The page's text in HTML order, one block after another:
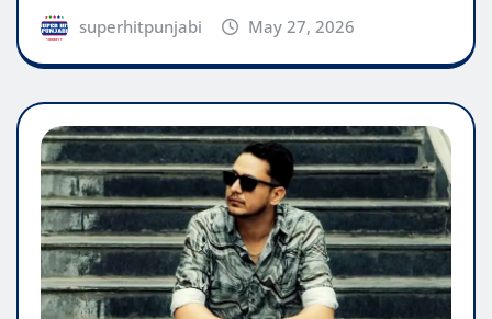
superhitpunjabi May 27, 2026